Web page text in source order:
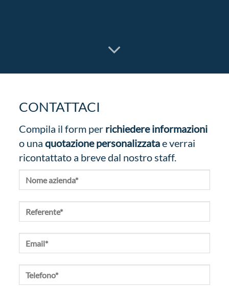
CONTATTACI
Compila il form per richiedere informazioni
o unaquotazione personalizzatae verrai
ricontattato a breve dal nostro staff.